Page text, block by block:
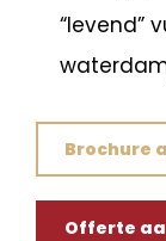
“levend”
Brochure
Offerte